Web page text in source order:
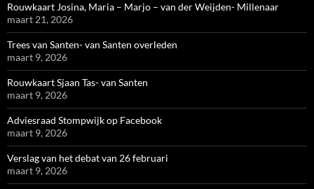
Rouwkaart Josina, Maria – Marjo – van der Weijden- Millenaar
maart 21, 2026
Trees van Santen- van Santen overleden
maart 9, 2026
Rouwkaart Sjaan Tas- van Santen
maart 9, 2026
Adviesraad Stompwijk op Facebook
maart 9, 2026
Verslag van het debat van 26 februari
maart 9, 2026